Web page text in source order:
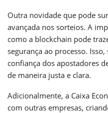
Outra novidade que pode
avançada nos sorteios. A
como a blockchain pode
segurança ao processo.
confiança dos apostadores
de maneira justa e clara.
Adicionalmente, a Caixa
com outras empresas,